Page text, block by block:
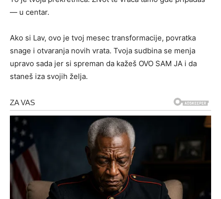
— u centar.
Ako si Lav, ovo je tvoj mesec transformacije, povratka
snage i otvaranja novih vrata. Tvoja sudbina se menja
upravo sada jer si spreman da kažeš OVO SAM JA i da
staneš iza svojih želja.